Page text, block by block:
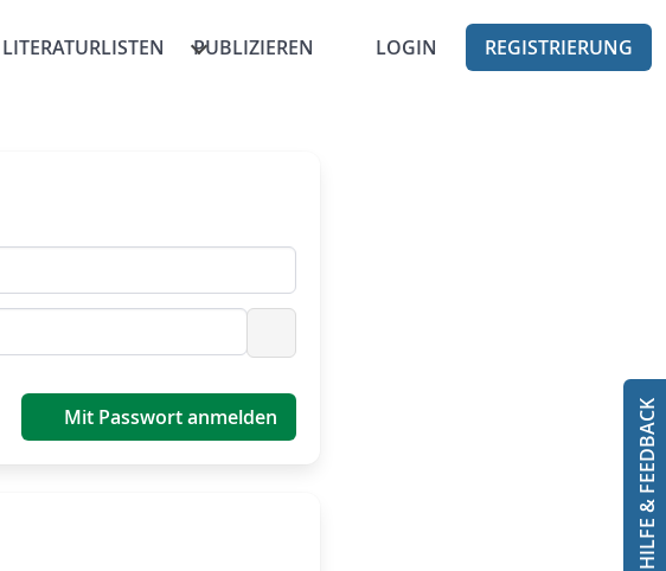
LITERATURLISTEN PUBLIZIEREN LOGIN REGISTRIERUNG
HILFE & FEEDBACK
Passwort anzeigen
Mit Passwort anmelden